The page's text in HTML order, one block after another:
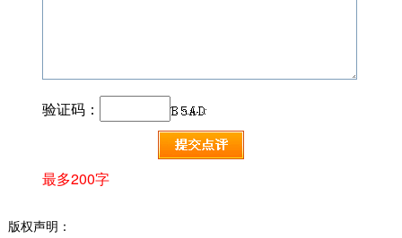
验证码：
最多200字
版权声明：